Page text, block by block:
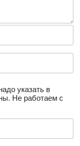
указать в
Не работаем с